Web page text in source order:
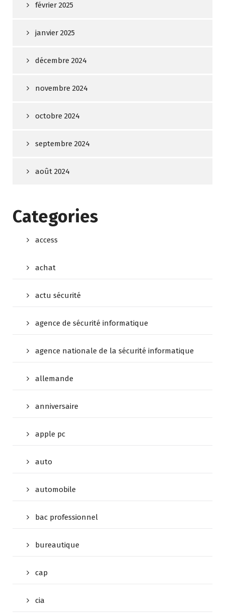
février 2025
janvier 2025
décembre 2024
novembre 2024
octobre 2024
septembre 2024
août 2024
Categories
access
achat
actu sécurité
agence de sécurité informatique
agence nationale de la sécurité informatique
allemande
anniversaire
apple pc
auto
automobile
bac professionnel
bureautique
cap
cia